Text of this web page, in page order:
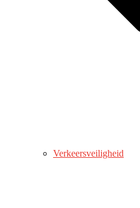
Verkeersveiligheid